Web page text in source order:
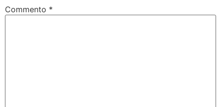
Commento *